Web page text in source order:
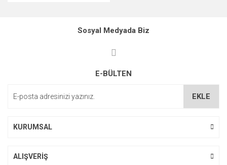
Sosyal Medyada Biz
E-BÜLTEN
EKLE
KURUMSAL
ALIŞVERİŞ